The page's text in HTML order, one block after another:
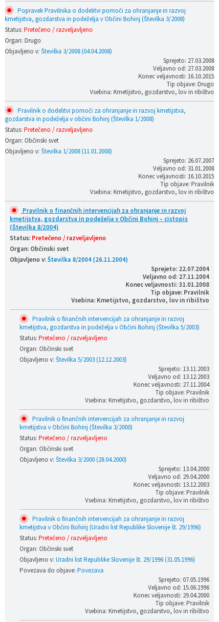
Popravek Pravilnika o dodelitvi pomoči za ohranjanje in razvoj
kmetijstva, gozdarstva in podeželja v Občini Bohinj (Številka 3/2008)
Status: Pretečeno / razveljavljeno
Organ: Drugo
Objavljeno v: Številka 3/2008 (04.04.2008)
Sprejeto: 27.03.2008
Veljavno od: 27.03.2008
Konec veljavnosti: 16.10.2015
Tip objave: Drugo
Vsebina: Kmetijstvo, gozdarstvo, lov in ribištvo
Pravilnik o dodelitvi pomoči za ohranjanje in razvoj kmetijstva,
gozdarstva in podeželja v občini Bohinj (Številka 1/2008)
Status: Pretečeno / razveljavljeno
Organ: Občinski svet
Objavljeno v: Številka 1/2008 (11.01.2008)
Sprejeto: 26.07.2007
Veljavno od: 31.01.2008
Konec veljavnosti: 16.10.2015
Tip objave: Pravilnik
Vsebina: Kmetijstvo, gozdarstvo, lov in ribištvo
Pravilnik o finančnih intervencijah za ohranjanje in razvoj
kmetijstva, gozdarstva in podeželja v Občini Bohinj – cistopis
(Številka 8/2004)
Status: Pretečeno / razveljavljeno
Organ: Občinski svet
Objavljeno v:Številka 8/2004 (26.11.2004)
Sprejeto: 22.07.2004
Veljavno od: 27.11.2004
Konec veljavnosti: 31.01.2008
Tip objave: Pravilnik
Vsebina: Kmetijstvo, gozdarstvo, lov in ribištvo
Pravilnik o finančnih intervencijah za ohranjanje in razvoj
kmetijstva, gozdarstva in podeželja v Občini Bohinj (Številka 5/2003)
Status: Pretečeno / razveljavljeno
Organ: Občinski svet
Objavljeno v: Številka 5/2003 (12.12.2003)
Sprejeto: 13.11.2003
Veljavno od: 13.12.2003
Konec veljavnosti: 27.11.2004
Tip objave: Pravilnik
Vsebina: Kmetijstvo, gozdarstvo, lov in ribištvo
Pravilnik o finančnih intervencijah za ohranjanje in razvoj
kmetijstva v Občini Bohinj (Številka 3/2000)
Status: Pretečeno / razveljavljeno
Organ: Občinski svet
Objavljeno v: Številka 3/2000 (28.04.2000)
Sprejeto: 13.04.2000
Veljavno od: 29.04.2000
Konec veljavnosti: 13.12.2003
Tip objave: Pravilnik
Vsebina: Kmetijstvo, gozdarstvo, lov in ribištvo
Pravilnik o finančnih intervencijah za ohranjanje in razvoj
kmetijstva v Občini Bohinj (Uradni list Republike Slovenije št. 29/1996)
Status: Pretečeno / razveljavljeno
Organ: Občinski svet
Objavljeno v: Uradni list Republike Slovenije št. 29/1996 (31.05.1996)
Povezava do objave: Povezava
Sprejeto: 07.05.1996
Veljavno od: 15.06.1996
Konec veljavnosti: 29.04.2000
Tip objave: Pravilnik
Vsebina: Kmetijstvo, gozdarstvo, lov in ribištvo